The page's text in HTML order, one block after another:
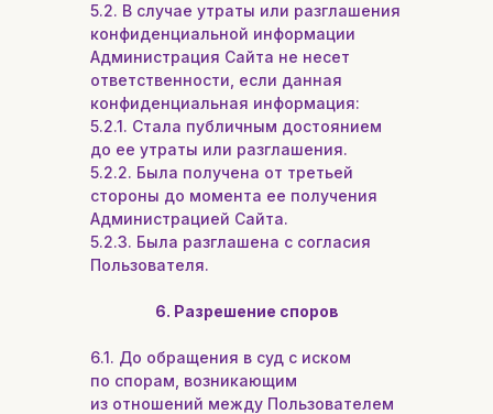
5.2. В случае утраты или разглашения
конфиденциальной информации
Администрация Сайта не несет
ответственности, если данная
конфиденциальная информация:
5.2.1. Стала публичным достоянием
до ее утраты или разглашения.
5.2.2. Была получена от третьей
стороны до момента ее получения
Администрацией Сайта.
5.2.3. Была разглашена с согласия
Пользователя.
6. Разрешение споров
6.1. До обращения в суд с иском
по спорам, возникающим
из отношений между Пользователем